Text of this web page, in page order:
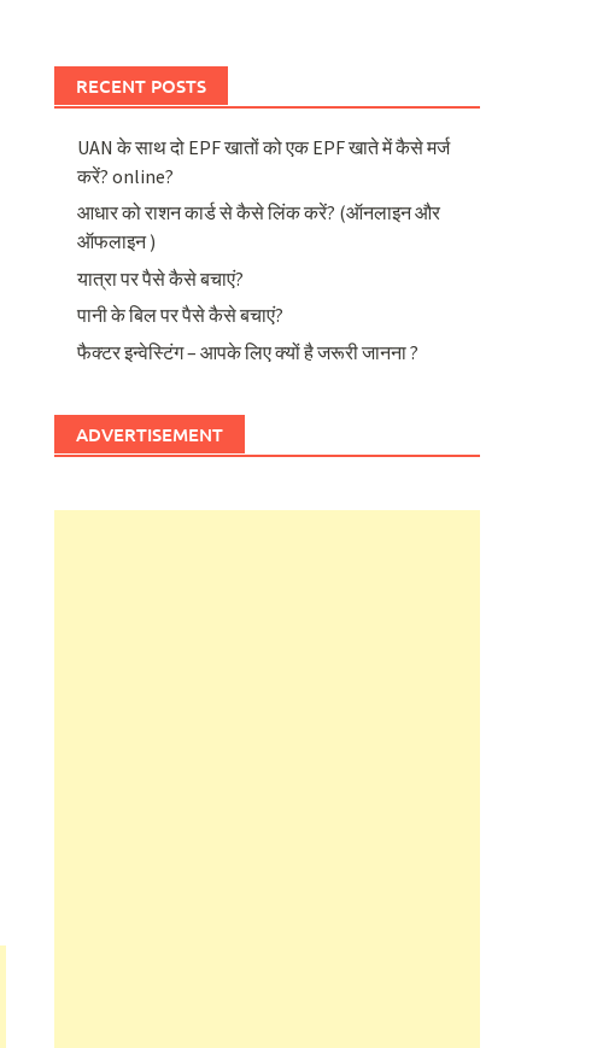
RECENT POSTS
UAN के साथ दो EPF खातों को एक EPF खाते में कैसे मर्ज
करें? online?
आधार को राशन कार्ड से कैसे लिंक करें? (ऑनलाइन और
ऑफलाइन )
यात्रा पर पैसे कैसे बचाएं?
पानी के बिल पर पैसे कैसे बचाएं?
फैक्टर इन्वेस्टिंग – आपके लिए क्यों है जरूरी जानना ?
ADVERTISEMENT